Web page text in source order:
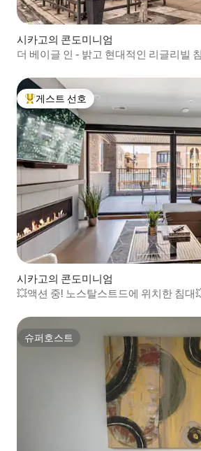
시카고의 콘도미니엄
더 베이글 인 - 밝고 현대적인 리글리빌
상위 게스트 선호
게스트 선호
시카고의 콘도미니엄
💥액션 중! 노스탈스트드에 위치한 침대
슈퍼호스트
슈퍼호스트